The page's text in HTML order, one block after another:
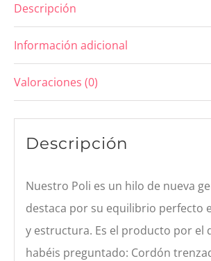
Descripción
Información adicional
Valoraciones (0)
Descripción
Nuestro Poli es un hilo de nueva
destaca por su equilibrio perfecto
y estructura. Es el producto por el
habéis preguntado: Cordón